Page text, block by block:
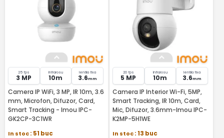
25 fps
3 MP
Infrarosu
10m
lentila fixa
3.6mm
Camera IP WiFi, 3 MP, IR 10m, 3.6
mm, Microfon, Difuzor, Card,
Smart Tracking - Imou IPC-
GK2CP-3C1WR
In stoc: 51 buc
20 fps
5 MP
Infrarosu
10m
lentila fixa
3.6mm
Camera IP Interior Wi-Fi, 5MP,
Smart Tracking, IR 10m, Card,
Mic, Difuzor, 3.6mm-Imou IPC-
K2MP-5H1WE
In stoc: 13 buc